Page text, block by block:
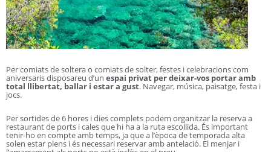
Per comiats de soltera o comiats de solter, festes i celebracions com
aniversaris disposareu d’un espai privat per deixar-vos portar amb
total llibertat, ballar i estar a gust. Navegar, música, paisatge, festa i
jocs.
Per sortides de 6 hores i dies complets podem organitzar la reserva a
restaurant de ports i cales que hi ha a la ruta escollida. És important
tenir-ho en compte amb temps, ja que a l’època de temporada alta
solen estar plens i és necessari reservar amb antelació. El menjar i